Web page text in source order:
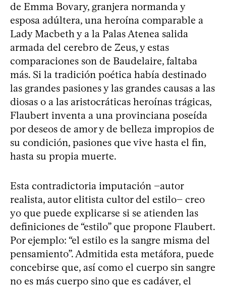
de Emma Bovary, granjera normanda y
esposa adúltera, una heroína comparable a
Lady Macbeth y a la Palas Atenea salida
armada del cerebro de Zeus, y estas
comparaciones son de Baudelaire, faltaba
más. Si la tradición poética había destinado
las grandes pasiones y las grandes causas a las
diosas o a las aristocráticas heroínas trágicas,
Flaubert inventa a una provinciana poseída
por deseos de amor y de belleza impropios de
su condición, pasiones que vive hasta el fin,
hasta su propia muerte.
Esta contradictoria imputación −autor
realista, autor elitista cultor del estilo− creo
yo que puede explicarse si se atienden las
definiciones de “estilo” que propone Flaubert.
Por ejemplo: “el estilo es la sangre misma del
pensamiento”. Admitida esta metáfora, puede
concebirse que, así como el cuerpo sin sangre
no es más cuerpo sino que es cadáver, el